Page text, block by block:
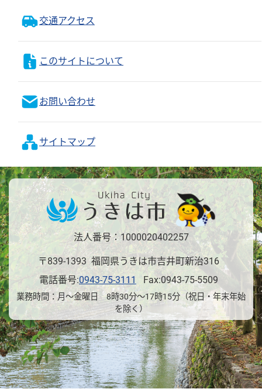
交通アクセス
このサイトについて
お問い合わせ
サイトマップ
法人番号：1000020402257
〒839-1393 福岡県うきは市吉井町新治316
電話番号:0943-75-3111 Fax:0943-75-5509
業務時間：月～金曜日 8時30分～17時15分（祝日・年末年始
を除く）